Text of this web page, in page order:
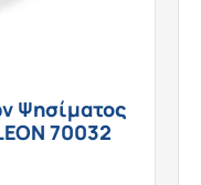
Ψησίματος
70032